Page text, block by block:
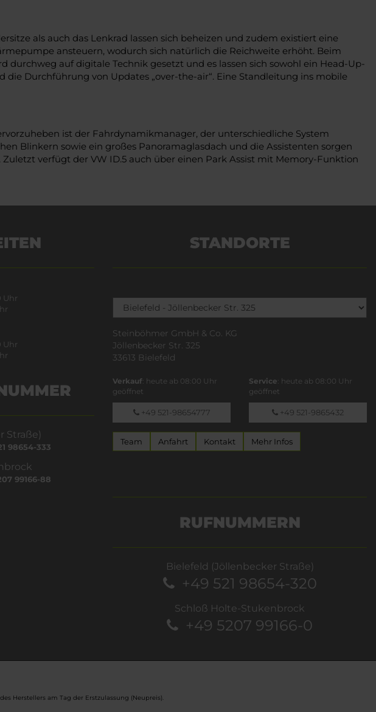
als auch das Lenkrad lassen sich beheizen und zudem existiert eine
ansteuern, wodurch sich natürlich die Reichweite erhöht. Beim
auf digitale Technik gesetzt und es lassen sich sowohl ein Head-Up-
Durchführung von Updates „over-the-air“. Eine Standleitung ins mobile
ist der Fahrdynamikmanager, der unterschiedliche System
Blinkern sowie ein großes Panoramaglasdach und die Assistenten sorgen
verfügt der VW ID.5 auch über einen Park Assist mit Memory-Funktion
Uhr
Uhr
Straße)
98654-333
99166-88
STANDORTE
Steinböhmer GmbH & Co. KG
Jöllenbecker Str. 325
33613 Bielefeld
Verkauf: heute ab 08:00 Uhr
geöffnet
+49 521-98654777
Service: heute ab 08:00 Uhr
geöffnet
+49 521-9865432
Team Anfahrt Kontakt Mehr Infos
RUFNUMMERN
Bielefeld (Jöllenbecker Straße)
+49 521 98654-320
Schloß Holte-Stukenbrock
+49 5207 99166-0
Herstellers am Tag der Erstzulassung (Neupreis).